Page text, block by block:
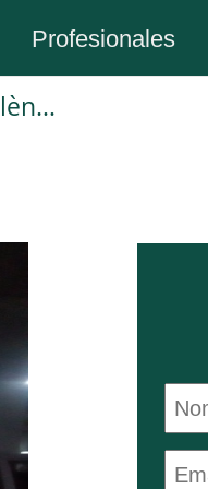
Profesionales
Plaza de garaje en Alquiler en Barcelona en SANT ANTONI València